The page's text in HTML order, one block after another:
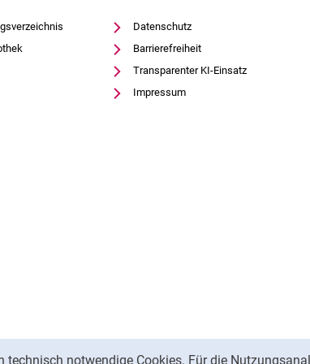
technisch notwendige Cookies. Für die
Datenschutz
Barrierefreiheit
Transparenter KI-Einsatz
Impressum